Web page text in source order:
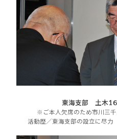
東海支部 土木1
※ご本人欠席のため市川三
活動歴／東海支部の設立に尽